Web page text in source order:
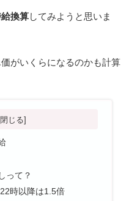
換算してみようと思いま
がいくらになるのかも計算
って？
時以降は1.5倍